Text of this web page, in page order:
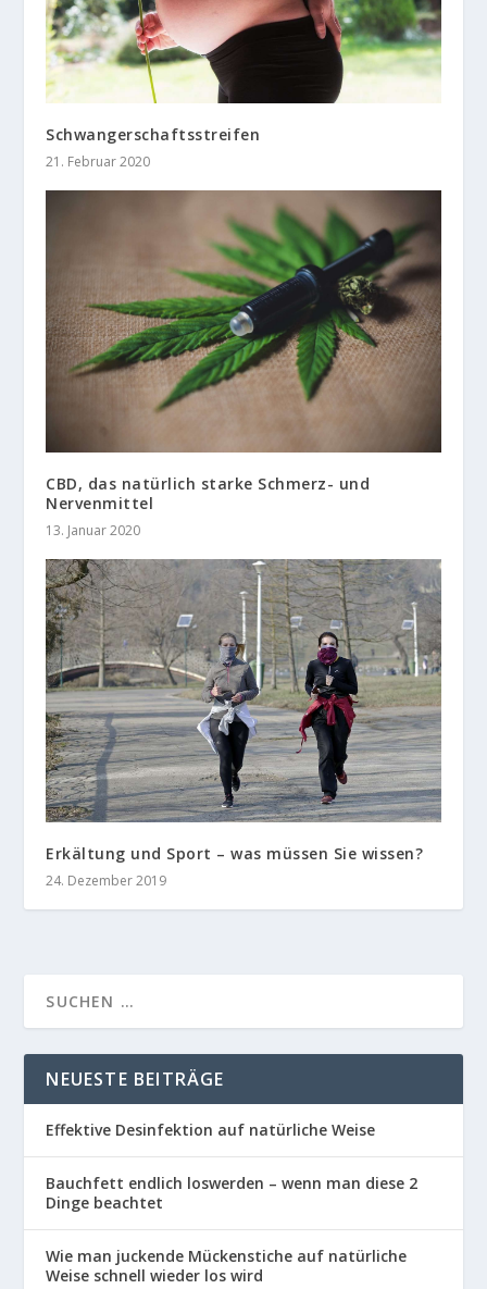
Schwangerschaftsstreifen
21. Februar 2020
CBD, das natürlich starke Schmerz- und
Nervenmittel
13. Januar 2020
Erkältung und Sport – was müssen Sie wissen?
24. Dezember 2019
NEUESTE BEITRÄGE
Effektive Desinfektion auf natürliche Weise
Bauchfett endlich loswerden – wenn man diese 2
Dinge beachtet
Wie man juckende Mückenstiche auf natürliche
Weise schnell wieder los wird